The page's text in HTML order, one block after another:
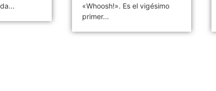
«Whoosh!». Es el vigésimo
primer...